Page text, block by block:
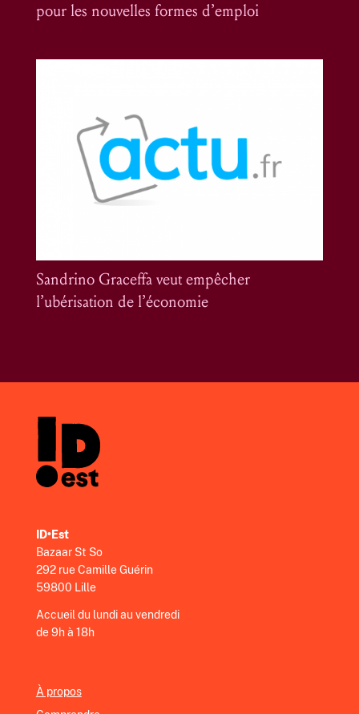
pour les nouvelles formes d’emploi
Sandrino Graceffa veut empêcher
l’ubérisation de l’économie
ID•Est
Bazaar St So
292 rue Camille Guérin
59800 Lille
Accueil du lundi au vendredi
de 9h à 18h
À propos